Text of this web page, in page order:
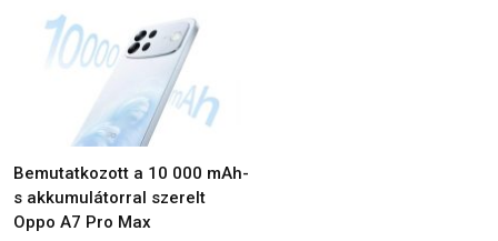
Bemutatkozott a 10 000 mAh-
s akkumulátorral szerelt
Oppo A7 Pro Max